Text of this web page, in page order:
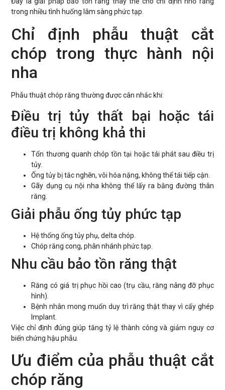
trong nhiều tình huống lâm sàng phức tạp.
Chỉ định phẫu thuật cắt
chóp trong thực hành nội
nha
Phẫu thuật chóp răng thường được cân nhắc khi:
Điều trị tủy thất bại hoặc tái
điều trị không khả thi
Tổn thương quanh chóp tồn tại hoặc tái phát sau điều trị
tủy.
Ống tủy bị tắc nghẽn, vôi hóa nặng, không thể tái tiếp cận.
Gãy dụng cụ nội nha không thể lấy ra bằng đường thân
răng.
Giải phẫu ống tủy phức tạp
Hệ thống ống tủy phụ, delta chóp.
Chóp răng cong, phân nhánh phức tạp.
Nhu cầu bảo tồn răng thật
Răng có giá trị phục hồi cao (trụ cầu, răng nâng đỡ phục
hình).
Bệnh nhân mong muốn duy trì răng thật thay vì cấy ghép
Implant.
Việc chỉ định đúng giúp tăng tỷ lệ thành công và giảm nguy cơ
biến chứng hậu phẫu.
Ưu điểm của phẫu thuật cắt
chóp răng